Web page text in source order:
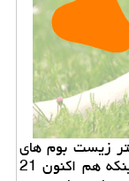
زیست بوم های
دریایی سازمان محیط زیست با اشاره به اینكه هم اكنون 21